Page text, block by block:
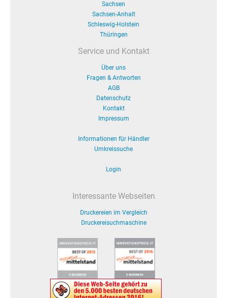
Sachsen
Sachsen-Anhalt
Schleswig-Holstein
Thüringen
Service und Kontakt
Über uns
Fragen & Antworten
AGB
Datenschutz
Kontakt
Impressum
Informationen für Händler
Umkreissuche
Login
Interessante Webseiten
Druckereien im Vergleich
Druckereisuchmaschine